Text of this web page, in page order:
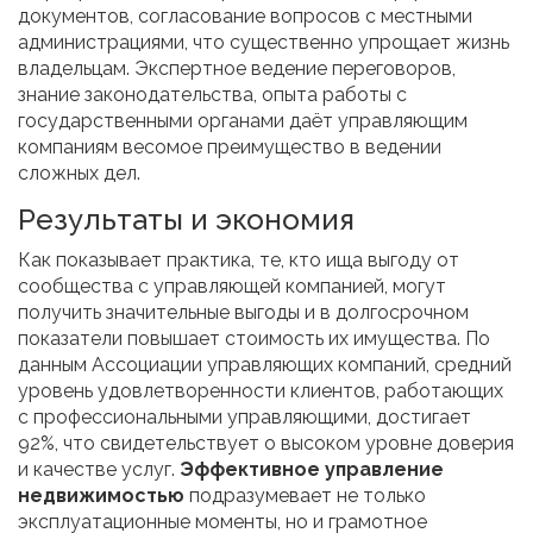
документов, согласование вопросов с местными
администрациями, что существенно упрощает жизнь
владельцам. Экспертное ведение переговоров,
знание законодательства, опыта работы с
государственными органами даёт управляющим
компаниям весомое преимущество в ведении
сложных дел.
Результаты и экономия
Как показывает практика, те, кто ища выгоду от
сообщества с управляющей компанией, могут
получить значительные выгоды и в долгосрочном
показатели повышает стоимость их имущества. По
данным Ассоциации управляющих компаний, средний
уровень удовлетворенности клиентов, работающих
с профессиональными управляющими, достигает
92%, что свидетельствует о высоком уровне доверия
и качестве услуг. Эффективное управление
недвижимостью подразумевает не только
эксплуатационные моменты, но и грамотное